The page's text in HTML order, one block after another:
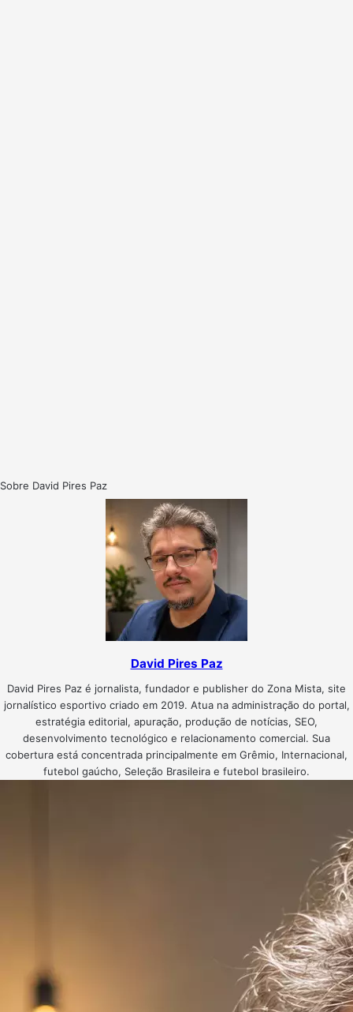
Sobre David Pires Paz
David Pires Paz
David Pires Paz é jornalista, fundador e publisher do Zona Mista, site
jornalístico esportivo criado em 2019. Atua na administração do portal,
estratégia editorial, apuração, produção de notícias, SEO,
desenvolvimento tecnológico e relacionamento comercial. Sua
cobertura está concentrada principalmente em Grêmio, Internacional,
futebol gaúcho, Seleção Brasileira e futebol brasileiro.